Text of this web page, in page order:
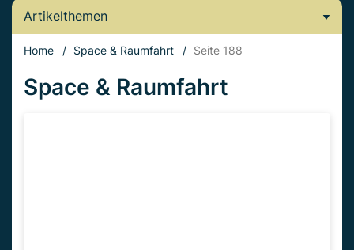
Artikelthemen
Home / Space & Raumfahrt / Seite 188
Space & Raumfahrt